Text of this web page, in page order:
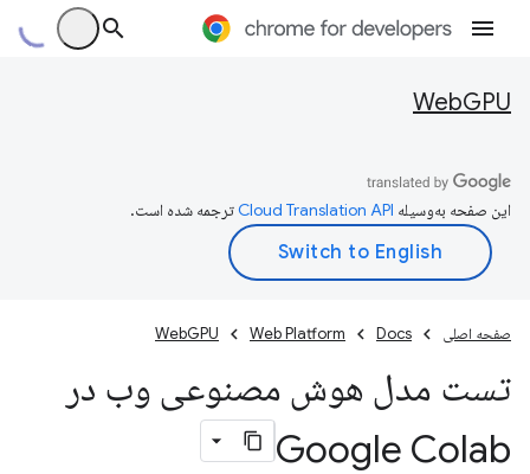
WebGPU
این صفحه به‌وسیله ترجمه شده است.
صفحه اصلی Docs
Web Platform
WebGPU
تست مدل هوش مصنوعی وب در
Google Colab